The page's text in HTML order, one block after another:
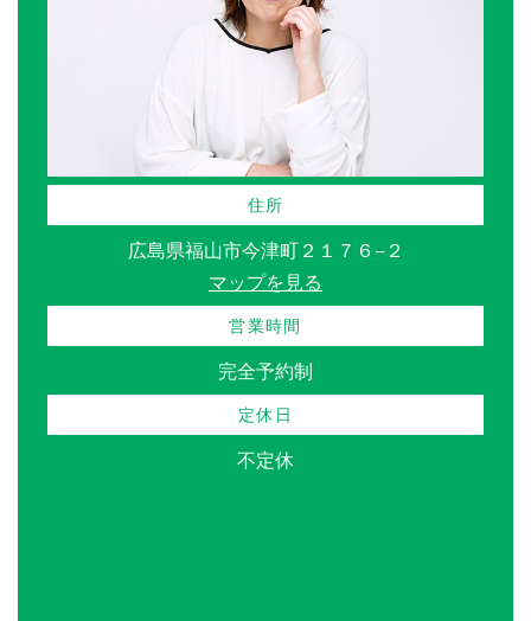
住所
広島県福山市今津町２１７６−２
マップを見る
営業時間
完全予約制
定休日
不定休